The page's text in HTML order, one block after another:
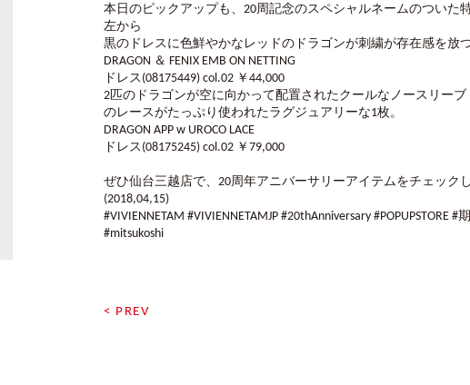
本日のピックアップも、20周記念のスペシャルネームのついた
左から
黒のドレスに色鮮やかなレッドのドラゴンが刺繍が存在感を放
DRAGON ＆ FENIX EMB ON NETTING
ドレス(08175449) col.02 ￥44,000
2匹のドラゴンが空に向かって配置されたクールなノースリー
のレースがたっぷり使われたラグジュアリーな1枚。
DRAGON APP w UROCO LACE
ドレス(08175245) col.02 ￥79,000
ぜひ仙台三越店で、20周年アニバーサリーアイテムをチェック
(2018,04,15)
#VIVIENNETAM #VIVIENNETAMJP #20thAnniversary #POPUPSTORE
#mitsukoshi
< PREV